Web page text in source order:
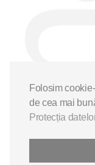
Folosim
de cea mai
Protecția